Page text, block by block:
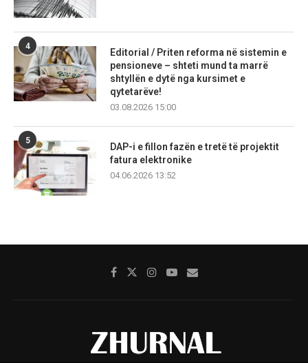
4
Editorial / Priten reforma në sistemin e
pensioneve – shteti mund ta marrë
shtyllën e dytë nga kursimet e
qytetarëve!
03.08.2026 15:00
5
DAP-i e fillon fazën e tretë të projektit
fatura elektronike
04.06.2026 13:52